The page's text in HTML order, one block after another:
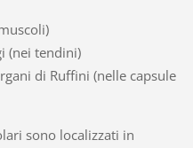
(nei tendini)
di Ruffini (nelle capsule
sono localizzati in